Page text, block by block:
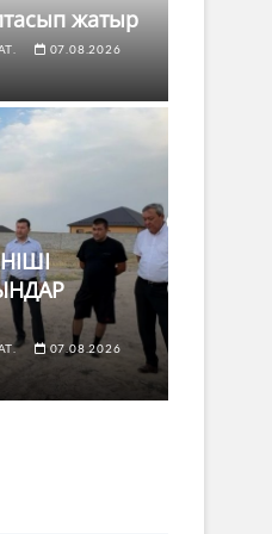
үшін не
жатыр
07.08.2026
07.08.2026